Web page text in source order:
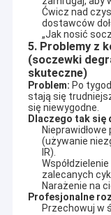
Ćwicz nad
dostawców
„Jak nosić
5. Problemy z
(soczewki
skuteczne)
Problem: Po
stają się
się niewygodne.
Dlaczego tak się
(używanie
IR).
zalecanych
Narażenie na
Profesjonalne
Przechowuj w